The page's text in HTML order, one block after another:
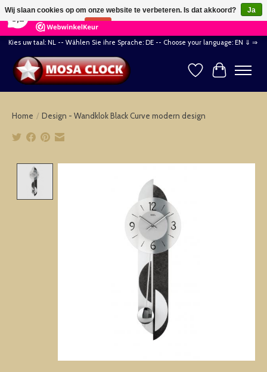
164 Reviews ×
Kies uw taal: NL -- Wählen Sie ihre Sprache: DE -- Choose your language: EN ⇓ ⇒
Verlanglijst
Home / Design - Wandklok Black Curve modern design
Wij slaan cookies op om onze website te verbeteren. Is dat akkoord?
Ja
Nee